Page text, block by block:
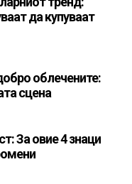
да купуваат
облечените:
сцена
За овие 4 знаци